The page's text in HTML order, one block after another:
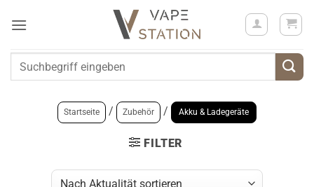
Inhalt
Suchen
Startseite / Zubehör / Akku & Ladegeräte
FILTER